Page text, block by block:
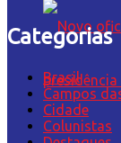
Categorias
Brasil
Campos
Cidade
Colunistas